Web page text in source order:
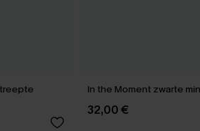
In the Moment zwarte
32,00 €